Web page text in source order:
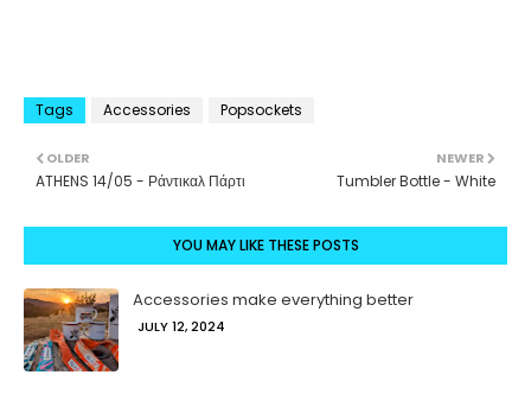
Tags Accessories Popsockets
NEWER
Tumbler Bottle - White
OLDER
ATHENS 14/05 - Ράντικαλ Πάρτι
YOU MAY LIKE THESE POSTS
Accessories make everything better
JULY 12, 2024